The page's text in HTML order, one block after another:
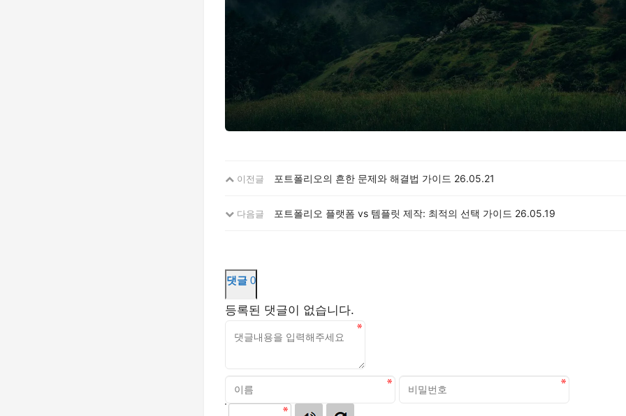
이전글 포트폴리오의 흔한 문제와 해결법 가이드 26.05.21
다음글 포트폴리오 플랫폼 vs 템플릿 제작: 최적의 선택 가이드 26.05.19
댓글 0
등록된 댓글이 없습니다.